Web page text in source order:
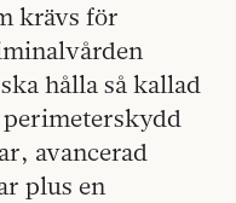
krävs för
hålla så kallad
perimeterskydd
avancerad
plus en